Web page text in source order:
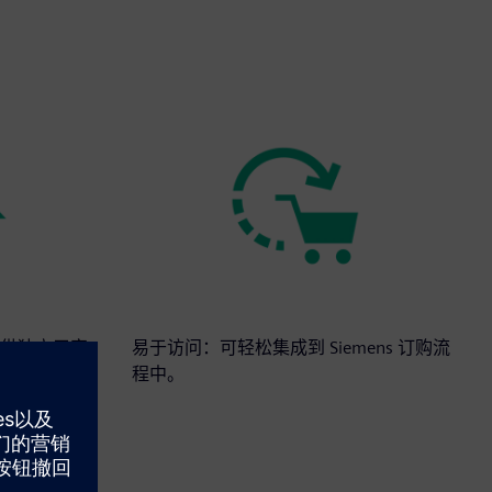
独立于家
易于访问：可轻松集成到 Siemens 订购流
程中。